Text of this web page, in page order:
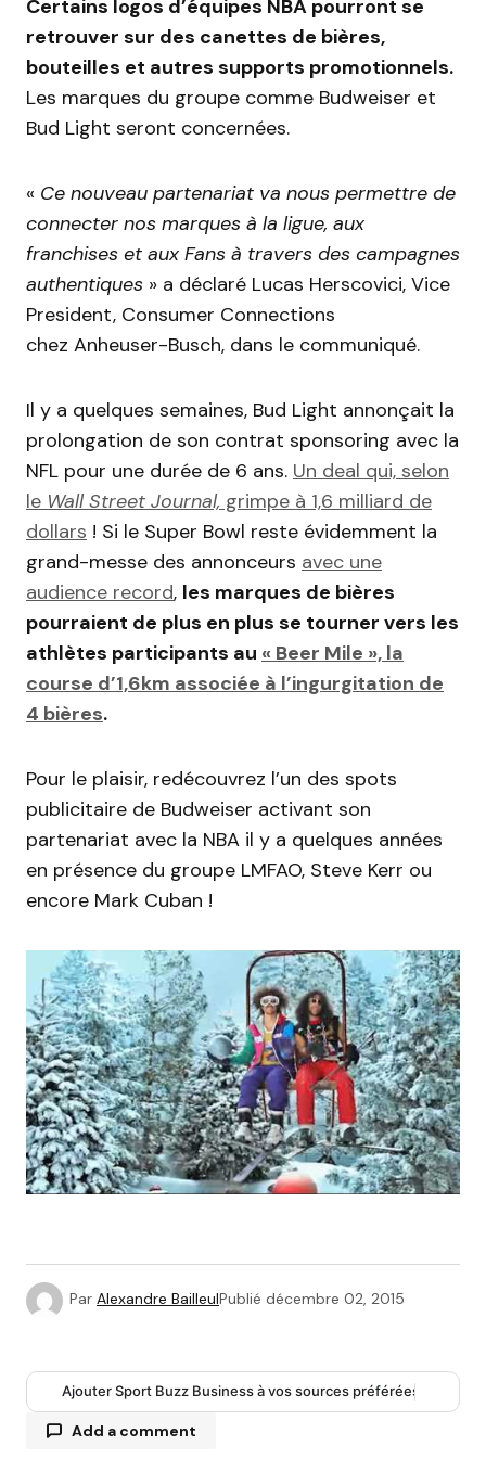
Certains logos d’équipes NBA pourront se
retrouver sur des canettes de bières,
bouteilles et autres supports promotionnels.
Les marques du groupe comme Budweiser et
Bud Light seront concernées.
« Ce nouveau partenariat va nous permettre de
connecter nos marques à la ligue, aux
franchises et aux Fans à travers des campagnes
authentiques » a déclaré Lucas Herscovici, Vice
President, Consumer Connections
chez Anheuser-Busch, dans le communiqué.
Il y a quelques semaines, Bud Light annonçait la
prolongation de son contrat sponsoring avec la
NFL pour une durée de 6 ans. Un deal qui, selon
le Wall Street Journal, grimpe à 1,6 milliard de
dollars ! Si le Super Bowl reste évidemment la
grand-messe des annonceurs avec une
audience record, les marques de bières
pourraient de plus en plus se tourner vers les
athlètes participants au « Beer Mile », la
course d’1,6km associée à l’ingurgitation de
4 bières.
Pour le plaisir, redécouvrez l’un des spots
publicitaire de Budweiser activant son
partenariat avec la NBA il y a quelques années
en présence du groupe LMFAO, Steve Kerr ou
encore Mark Cuban !
Par Alexandre BailleulPublié décembre 02, 2015
Ajouter Sport Buzz Business à vos sources préférées
Add a comment